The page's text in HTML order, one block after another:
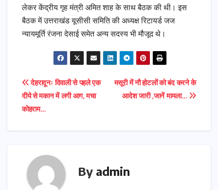
लेकर केंद्रीय गृह मंत्री अमित शाह के साथ बैठक की थी। इस
बैठक में उत्तराखंड यूसीसी समिति की अध्यक्ष रिटायर्ड जज
न्यायमूर्ति रंजना देसाई समेत अन्य सदस्य भी मौजूद थे।
Post
navigation
मसूरी में नौ होटलों को बंद करने के
आदेश जारी ,जानें मामला…
देहरादूनः दिवाली से पहले एक
दीये से मकान में लगी आग, मचा
कोहराम…
By admin